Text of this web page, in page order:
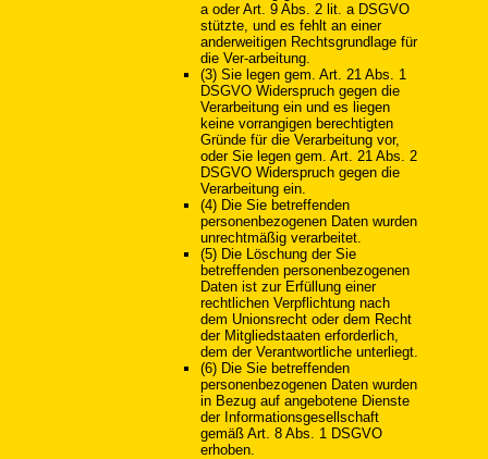
a oder Art. 9 Abs. 2 lit. a DSGVO
stützte, und es fehlt an einer
anderweitigen Rechtsgrundlage für
die Ver-arbeitung.
(3) Sie legen gem. Art. 21 Abs. 1
DSGVO Widerspruch gegen die
Verarbeitung ein und es liegen
keine vorrangigen berechtigten
Gründe für die Verarbeitung vor,
oder Sie legen gem. Art. 21 Abs. 2
DSGVO Widerspruch gegen die
Verarbeitung ein.
(4) Die Sie betreffenden
personenbezogenen Daten wurden
unrechtmäßig verarbeitet.
(5) Die Löschung der Sie
betreffenden personenbezogenen
Daten ist zur Erfüllung einer
rechtlichen Verpflichtung nach
dem Unionsrecht oder dem Recht
der Mitgliedstaaten erforderlich,
dem der Verantwortliche unterliegt.
(6) Die Sie betreffenden
personenbezogenen Daten wurden
in Bezug auf angebotene Dienste
der Informationsgesellschaft
gemäß Art. 8 Abs. 1 DSGVO
erhoben.